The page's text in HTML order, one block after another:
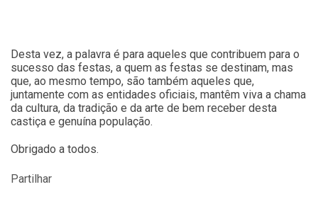
Desta vez, a palavra é para aqueles que contribuem para o
sucesso das festas, a quem as festas se destinam, mas
que, ao mesmo tempo, são também aqueles que,
juntamente com as entidades oficiais, mantêm viva a chama
da cultura, da tradição e da arte de bem receber desta
castiça e genuína população.
Obrigado a todos.
Partilhar